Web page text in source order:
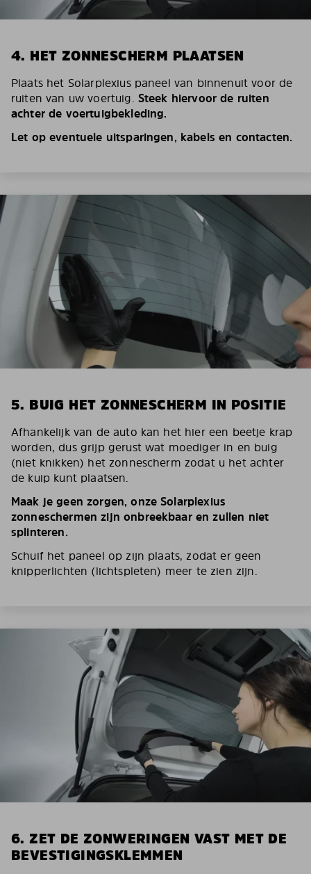
4. HET ZONNESCHERM PLAATSEN
Plaats het Solarplexius paneel van binnenuit voor de
ruiten van uw voertuig. Steek hiervoor de ruiten
achter de voertuigbekleding.
Let op eventuele uitsparingen, kabels en contacten.
5. BUIG HET ZONNESCHERM IN POSITIE
Afhankelijk van de auto kan het hier een beetje krap
worden, dus grijp gerust wat moediger in en buig
(niet knikken) het zonnescherm zodat u het achter
de kuip kunt plaatsen.
Maak je geen zorgen, onze Solarplexius
zonneschermen zijn onbreekbaar en zullen niet
splinteren.
Schuif het paneel op zijn plaats, zodat er geen
knipperlichten (lichtspleten) meer te zien zijn.
6. ZET DE ZONWERINGEN VAST MET DE
BEVESTIGINGSKLEMMEN